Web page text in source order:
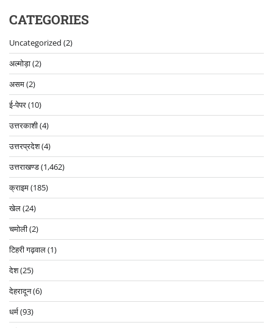
CATEGORIES
Uncategorized (2)
अल्मोड़ा(2)
असम(2)
ई-पेपर(10)
उत्तरकाशी(4)
उत्तरप्रदेश(4)
उत्तराखण्ड(1,462)
क्राइम(185)
खेल(24)
चमोली(2)
टिहरी गढ़वाल(1)
देश(25)
देहरादून(6)
धर्म(93)